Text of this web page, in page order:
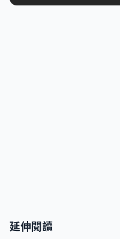
延伸閱讀